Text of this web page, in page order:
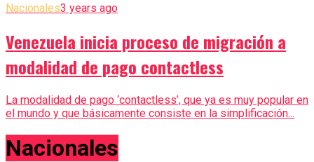
Nacionales3 years ago
Venezuela inicia proceso de migración a
modalidad de pago contactless
La modalidad de pago ‘contactless’, que ya es muy popular en
el mundo y que básicamente consiste en la simplificación...
Nacionales